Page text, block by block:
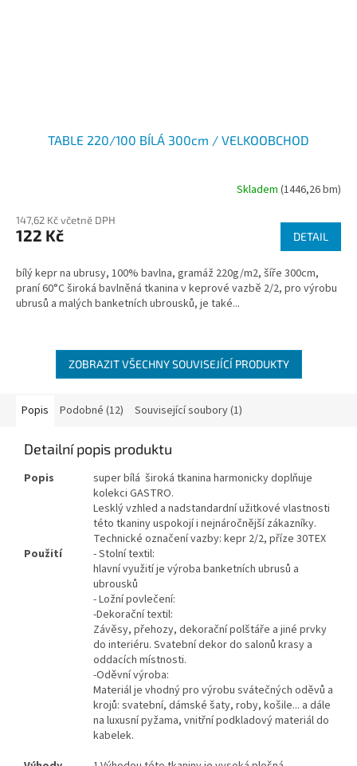
TABLE 220/100 BÍLÁ 300cm / VELKOOBCHOD
Skladem (1446,26 bm)
147,62 Kč včetně DPH
122 Kč DETAIL
bílý kepr na ubrusy, 100% bavlna, gramáž 220g/m2, šíře 300cm,
praní 60°C široká bavlněná tkanina v keprové vazbě 2/2, pro výrobu
ubrusů a malých banketních ubrousků, je také...
ZOBRAZIT VŠECHNY SOUVISEJÍCÍ PRODUKTY
Popis Podobné (12) Související soubory (1)
Detailní popis produktu
Popis
super bílá široká tkanina harmonicky doplňuje
kolekci GASTRO.
Lesklý vzhled a nadstandardní užitkové vlastnosti
této tkaniny uspokojí i nejnáročnější zákazníky.
Technické označení vazby: kepr 2/2, příze 30TEX
Použití
- Stolní textil:
hlavní využití je výroba banketních ubrusů a
ubrousků
- Ložní povlečení:
-Dekorační textil:
Závěsy, přehozy, dekorační polštáře a jiné prvky
do interiéru. Svatební dekor do salonů krasy a
oddacích místnosti.
-Oděvní výroba:
Materiál je vhodný pro výrobu svátečných oděvů a
krojů: svatební, dámské šaty, roby, košile... a dále
na luxusní pyžama, vnitřní podkladový materiál do
kabelek.